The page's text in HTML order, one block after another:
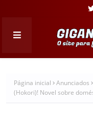
Página inicial Anunciados
(Hokori)! Novel sobre